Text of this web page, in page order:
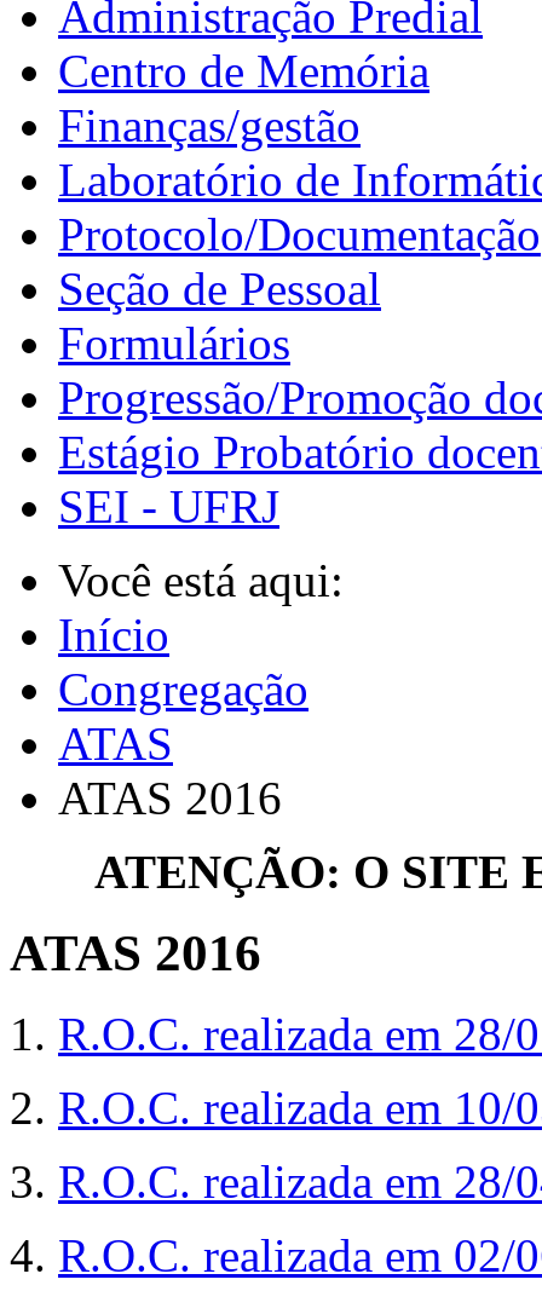
Administração Predial
Centro de Memória
Finanças/gestão
Laboratório de
Protocolo/Documentação
Seção de Pessoal
Formulários
Progressão/Promoção
Estágio Probatório
SEI - UFRJ
Você está aqui:
Início
Congregação
ATAS
ATAS 2016
ATENÇÃO: O SITE
ATAS 2016
1. R.O.C. realizada em 28/
2. R.O.C. realizada em 10/
3. R.O.C. realizada em 28/
4. R.O.C. realizada em 02/